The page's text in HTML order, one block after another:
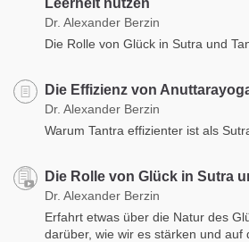
Dr. Alexander Berzin
Die Rolle von Glück in Sutra und
Die Effizienz von
Dr. Alexander Berzin
Warum Tantra effizienter ist als
Die Rolle von Glück in Sutra
Dr. Alexander Berzin
Erfahrt etwas über die Natur des
darüber, wie wir es stärken und auf